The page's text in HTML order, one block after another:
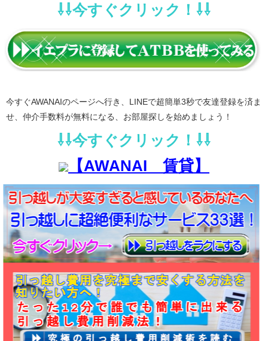
⇩⇩今すぐクリック！⇩⇩
今すぐAWANAIのページへ行き、LINEで超簡単3秒で友達登録を済ま
せ、仲介手数料が無料になる、お部屋探しを始めましょう！
⇩⇩今すぐクリック！⇩⇩
【AWANAI 賃貸】